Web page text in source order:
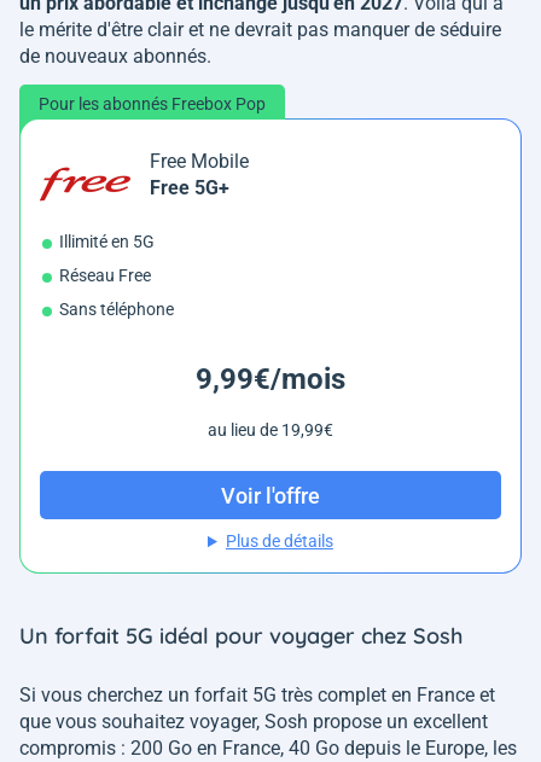
le mérite d'être clair et ne devrait pas manquer de séduire
de nouveaux abonnés.
Pour les abonnés Freebox Pop
Free Mobile
Free 5G+
Illimité en 5G
Réseau Free
Sans téléphone
9,99€/mois
au lieu de 19,99€
Voir l'offre
Plus de détails
Un forfait 5G idéal pour voyager chez Sosh
Si vous cherchez un forfait 5G très complet en France et
que vous souhaitez voyager, Sosh propose un excellent
compromis : 200 Go en France, 40 Go depuis le Europe, les